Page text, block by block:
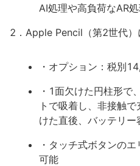
AI処理や高負荷なAR
2．Apple Pencil（第2世代）
・オプション：税別
・1面欠けた円柱形で
トで吸着し、非接触
けた直後、バッテリー
・タッチ式ボタンの
可能